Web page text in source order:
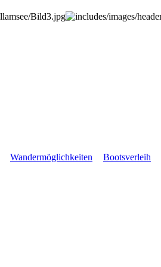
Wandermöglichkeiten Bootsverleih